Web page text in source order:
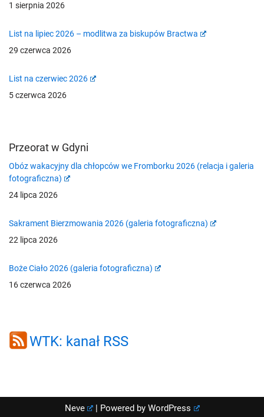
1 sierpnia 2026
List na lipiec 2026 – modlitwa za biskupów Bractwa
29 czerwca 2026
List na czerwiec 2026
5 czerwca 2026
Przeorat w Gdyni
Obóz wakacyjny dla chłopców we Fromborku 2026 (relacja i galeria
fotograficzna)
24 lipca 2026
Sakrament Bierzmowania 2026 (galeria fotograficzna)
22 lipca 2026
Boże Ciało 2026 (galeria fotograficzna)
16 czerwca 2026
WTK: kanał RSS
Neve | Powered by WordPress